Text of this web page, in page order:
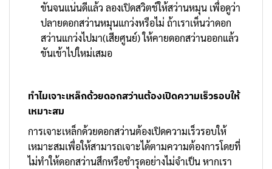
ขันจนแน่นดีแล้ว ลองเปิดสวิตช์ให้สว่านหมุน เพื่อดูว่า
ปลายดอกสว่านหมุนแกว่งหรือไม่ ถ้าเราเห็นว่าดอก
สว่านแกว่งไปมา(เสียศูนย์) ให้คายดอกสว่านออกแล้ว
ขันเข้าไปใหม่เสมอ
ทำไมเจาะเหล็กด้วยดอกสว่านต้องเปิดความเร็วรอบให้
เหมาะสม
การเจาะเหล็กด้วยดอกสว่านต้องเปิดความเร็วรอบให้
เหมาะสมเพื่อให้สามารถเจาะได้ตามความต้องการโดยที่
ไม่ทำให้ดอกสว่านสึกหรือชำรุดอย่างไม่จำเป็น หากเรา